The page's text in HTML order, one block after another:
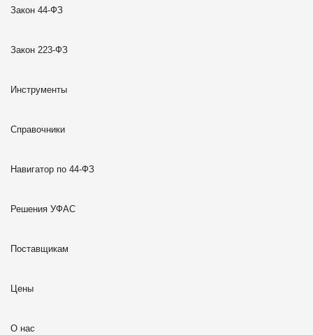
Закон 44-ФЗ
Закон 223-ФЗ
Инструменты
Справочники
Навигатор по 44-ФЗ
Решения УФАС
Поставщикам
Цены
О нас